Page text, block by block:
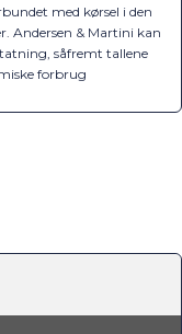
med kørsel i den
Andersen & Martini kan
såfremt tallene
forbrug